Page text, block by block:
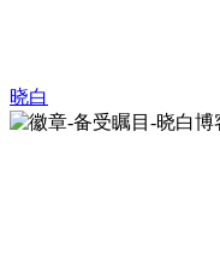
晓白